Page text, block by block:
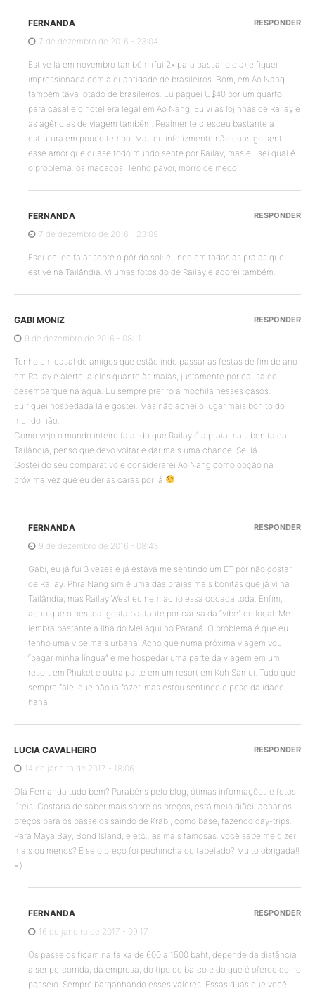
FERNANDA
7 de dezembro de 2016 - 23:04
Estive lá em novembro também (fui 2x para passar o dia) e fiquei
impressionada com a quantidade de brasileiros. Bom, em Ao Nang
também tava lotado de brasileiros. Eu paguei U$40 por um quarto
para casal e o hotel era legal em Ao Nang. Eu vi as lojinhas de Railay e
as agências de viagem também. Realmente cresceu bastante a
estrutura em pouco tempo. Mas eu infelizmente não consigo sentir
esse amor que quase todo mundo sente por Railay, mas eu sei qual é
o problema: os macacos. Tenho pavor, morro de medo.
RESPONDER
FERNANDA
7 de dezembro de 2016 - 23:09
Esqueci de falar sobre o pôr do sol: é lindo em todas as praias que
estive na Tailândia. Vi umas fotos do de Railay e adorei também.
RESPONDER
GABI MONIZ
9 de dezembro de 2016 - 08:11
Tenho um casal de amigos que estão indo passar as festas de fim de ano
em Railay e alertei a eles quanto às malas, justamente por causa do
desembarque na água. Eu sempre prefiro a mochila nesses casos.
Eu fiquei hospedada lá e gostei. Mas não achei o lugar mais bonito do
mundo não.
Como vejo o mundo inteiro falando que Railay é a praia mais bonita da
Tailândia, penso que devo voltar e dar mais uma chance. Sei lá…
Gostei do seu comparativo e considerarei Ao Nang como opção na
próxima vez que eu der as caras por lá
RESPONDER
FERNANDA
9 de dezembro de 2016 - 08:43
Gabi, eu já fui 3 vezes e já estava me sentindo um ET por não gostar
de Railay. Phra Nang sim é uma das praias mais bonitas que já vi na
Tailândia, mas Railay West eu nem acho essa cocada toda. Enfim,
acho que o pessoal gosta bastante por causa da “vibe” do local. Me
lembra bastante a Ilha do Mel aqui no Paraná. O problema é que eu
tenho uma vibe mais urbana. Acho que numa próxima viagem vou
“pagar minha língua” e me hospedar uma parte da viagem em um
resort em Phuket e outra parte em um resort em Koh Samui. Tudo que
sempre falei que não ia fazer, mas estou sentindo o peso da idade.
haha
RESPONDER
LUCIA CAVALHEIRO
14 de janeiro de 2017 - 18:06
Olá Fernanda tudo bem? Parabéns pelo blog, ótimas informações e fotos
úteis. Gostaria de saber mais sobre os preços, está meio dificil achar os
preços para os passeios saindo de Krabi, como base, fazendo day-trips.
Para Maya Bay, Bond Island, e etc.. as mais famosas. você sabe me dizer
mais ou menos? E se o preço foi pechincha ou tabelado? Muito obrigada!!
=)
RESPONDER
FERNANDA
16 de janeiro de 2017 - 09:17
Os passeios ficam na faixa de 600 a 1500 baht, depende da distância
a ser percorrida, da empresa, do tipo de barco e do que é oferecido no
passeio. Sempre barganhando esses valores. Essas duas que você
RESPONDER